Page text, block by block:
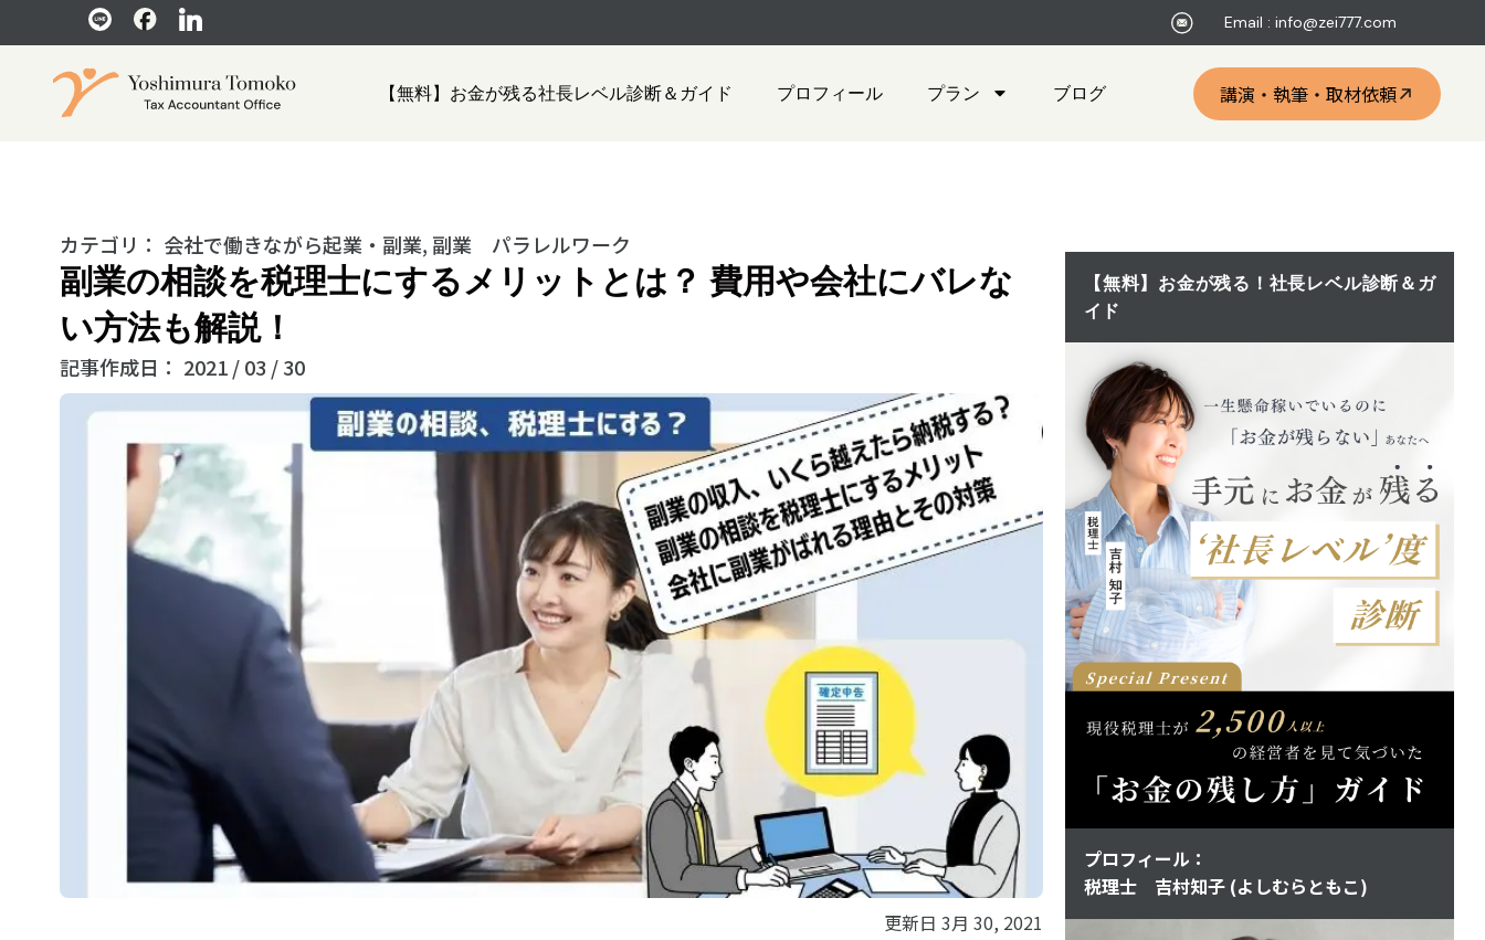
Email : info@zei777.com
【無料】お金が残る社長レベル診断＆ガイド プロフィール プラン ブログ 講演・執筆・取材依頼
カテゴリ： 会社で働きながら起業・副業, 副業 パラレルワーク
副業の相談を税理士にするメリットとは？ 費用や会社にバレな
い方法も解説！
記事作成日： 2021 / 03 / 30
更新日 3月 30, 2021
【無料】お金が残る！社長レベル診断＆ガ
イド
プロフィール：
税理士 吉村知子 (よしむらともこ)